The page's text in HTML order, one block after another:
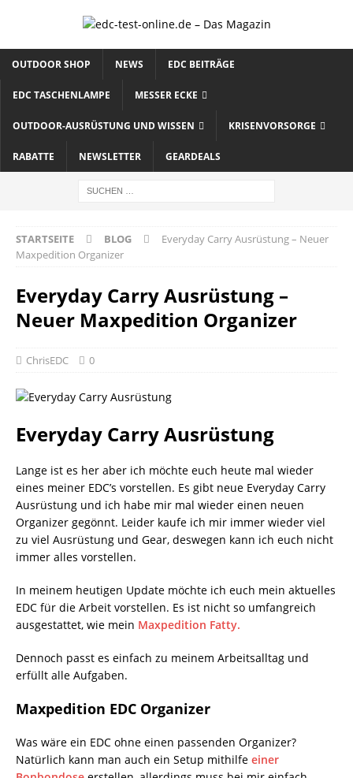
OUTDOOR SHOP NEWS EDC BEITRÄGE
EDC TASCHENLAMPE MESSER ECKE
OUTDOOR-AUSRÜSTUNG UND WISSEN KRISENVORSORGE
RABATTE NEWSLETTER GEARDEALS
STARTSEITE BLOG
Everyday Carry Ausrüstung – Neuer
Maxpedition Organizer
Everyday Carry Ausrüstung –
Neuer Maxpedition Organizer
ChrisEDC 0
Everyday Carry Ausrüstung
Lange ist es her aber ich möchte euch heute mal wieder
eines meiner EDC’s vorstellen. Es gibt neue Everyday Carry
Ausrüstung und ich habe mir mal wieder einen neuen
Organizer gegönnt. Leider kaufe ich mir immer wieder viel
zu viel Ausrüstung und Gear, deswegen kann ich euch nicht
immer alles vorstellen.
In meinem heutigen Update möchte ich euch mein aktuelles
EDC für die Arbeit vorstellen. Es ist nicht so umfangreich
ausgestattet, wie mein Maxpedition Fatty.
Dennoch passt es einfach zu meinem Arbeitsalltag und
erfüllt alle Aufgaben.
Maxpedition EDC Organizer
Was wäre ein EDC ohne einen passenden Organizer?
Natürlich kann man auch ein Setup mithilfe einer